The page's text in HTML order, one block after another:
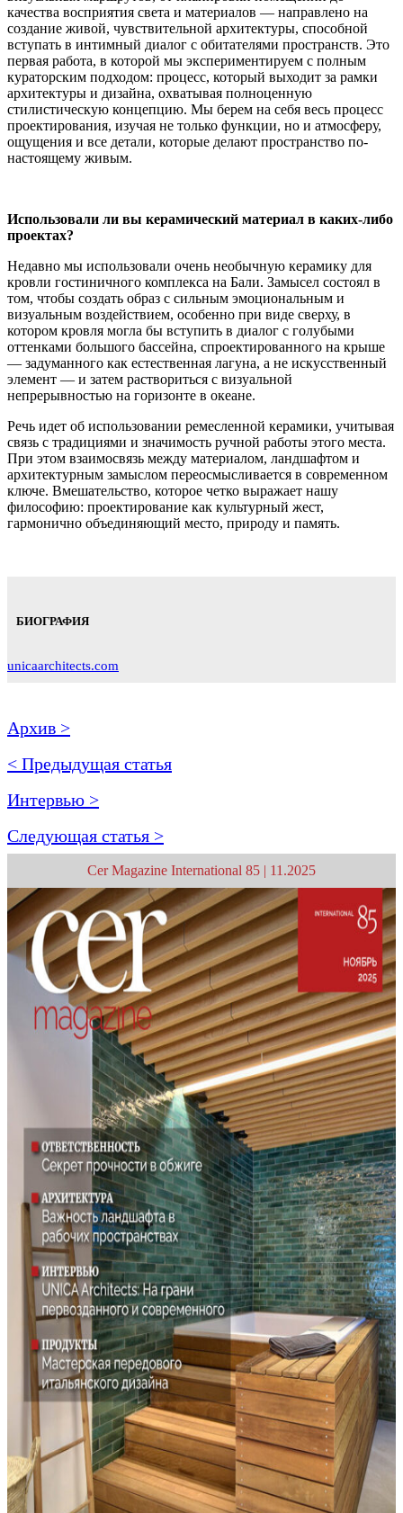
качества восприятия света и материалов — направлено на
создание живой, чувствительной архитектуры, способной
вступать в интимный диалог с обитателями пространств. Это
первая работа, в которой мы экспериментируем с полным
кураторским подходом: процесс, который выходит за рамки
архитектуры и дизайна, охватывая полноценную
стилистическую концепцию. Мы берем на себя весь процесс
проектирования, изучая не только функции, но и атмосферу,
ощущения и все детали, которые делают пространство по-
настоящему живым.
Использовали ли вы керамический материал в каких-либо
проектах?
Недавно мы использовали очень необычную керамику для
кровли гостиничного комплекса на Бали. Замысел состоял в
том, чтобы создать образ с сильным эмоциональным и
визуальным воздействием, особенно при виде сверху, в
котором кровля могла бы вступить в диалог с голубыми
оттенками большого бассейна, спроектированного на крыше
— задуманного как естественная лагуна, а не искусственный
элемент — и затем раствориться с визуальной
непрерывностью на горизонте в океане.
Речь идет об использовании ремесленной керамики, учитывая
связь с традициями и значимость ручной работы этого места.
При этом взаимосвязь между материалом, ландшафтом и
архитектурным замыслом переосмысливается в современном
ключе. Вмешательство, которое четко выражает нашу
философию: проектирование как культурный жест,
гармонично объединяющий место, природу и память.
БИОГРАФИЯ
unicaarchitects.com
Архив >
< Предыдущая статья
Интервью >
Следующая статья >
Cer Magazine International 85 | 11.2025